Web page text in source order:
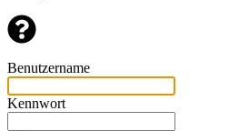
Benutzername
Kennwort